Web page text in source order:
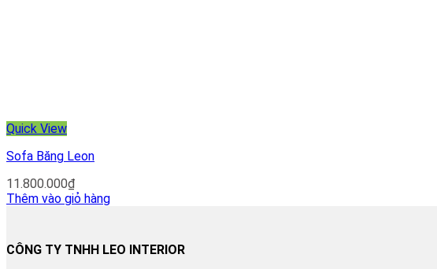
Quick View
Sofa Băng Leon
11.800.000₫
Thêm vào giỏ hàng
CÔNG TY TNHH LEO INTERIOR